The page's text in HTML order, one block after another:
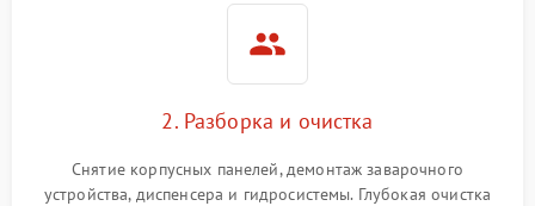
2. Разборка и очистка
Снятие корпусных панелей, демонтаж заварочного
устройства, диспенсера и гидросистемы. Глубокая очистка